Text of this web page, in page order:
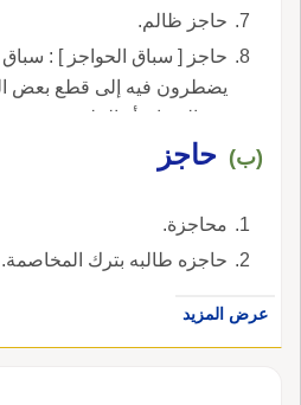
حاجز ظالم.
حاجز [ سباق الحواجز ] : سباق
يضطرون فيه إلى قطع بعض
في الميدان أو الحلبة.
(ب) حاجز
محاجزة.
حاجزه طالبه بترك المخاصمة.
عرض المزيد